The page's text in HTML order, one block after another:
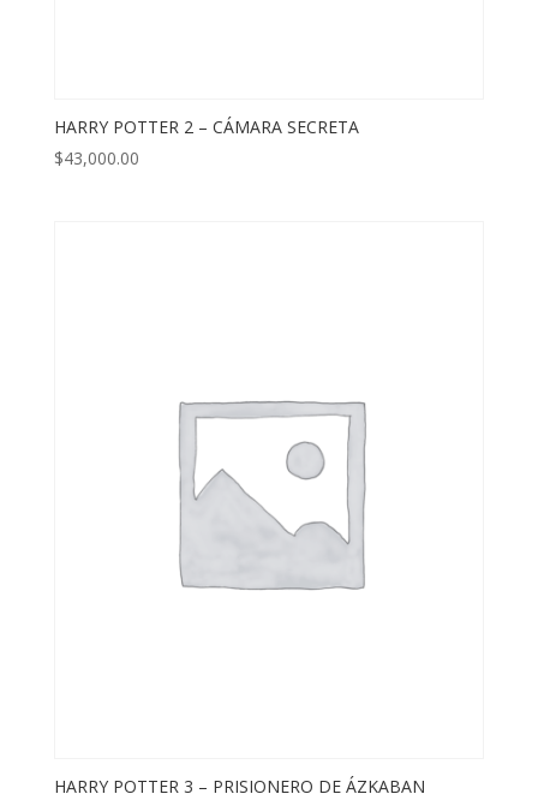
HARRY POTTER 2 – CÁMARA SECRETA
$43,000.00
HARRY POTTER 3 – PRISIONERO DE ÁZKABAN